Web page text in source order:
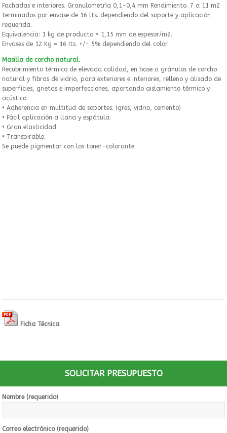
Fachadas e interiores. Granulometría 0,1-0,4 mm Rendimiento. 7 a 11 m2
terminados por envase de 16 lts. dependiendo del soporte y aplicación
requerida.
Equivalencia: 1 kg de producto = 1,15 mm de espesor/m2.
Envases de 12 Kg = 16 Its. +/- 5% dependiendo del color.
Masilla de corcho natural.
Recubrimiento térmico de elevada calidad, en base a gránulos de corcho
natural y fibras de vidrio, para exteriores e interiores, relleno y alisado de
superficies, grietas e imperfecciones, aportando aislamiento térmico y
acústico
• Adherencia en multitud de soportes. (gres, vidrio, cemento)
• Fácil aplicación a llana y espátula.
• Gran elasticidad.
• Transpirable.
Se puede pigmentar con los toner-colorante.
Ficha Técnica
SOLICITAR PRESUPUESTO
Nombre (requerido)
Correo electrónico (requerido)